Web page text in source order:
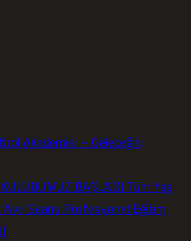
Akademisi – Geleceğin
BAŞLADI Tüm Yaş
Ayrı Seans Profesyonel Eğitim